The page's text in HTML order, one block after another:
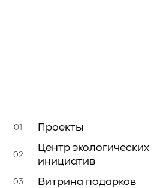
01. Проекты
02.
Центр экологических
инициатив
03. Витрина подарков